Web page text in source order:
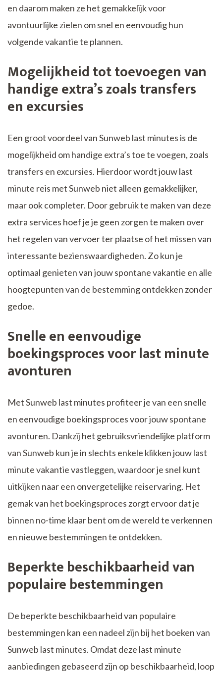
en daarom maken ze het gemakkelijk voor
avontuurlijke zielen om snel en eenvoudig hun
volgende vakantie te plannen.
Mogelijkheid tot toevoegen van
handige extra’s zoals transfers
en excursies
Een groot voordeel van Sunweb last minutes is de
mogelijkheid om handige extra’s toe te voegen, zoals
transfers en excursies. Hierdoor wordt jouw last
minute reis met Sunweb niet alleen gemakkelijker,
maar ook completer. Door gebruik te maken van deze
extra services hoef je je geen zorgen te maken over
het regelen van vervoer ter plaatse of het missen van
interessante bezienswaardigheden. Zo kun je
optimaal genieten van jouw spontane vakantie en alle
hoogtepunten van de bestemming ontdekken zonder
gedoe.
Snelle en eenvoudige
boekingsproces voor last minute
avonturen
Met Sunweb last minutes profiteer je van een snelle
en eenvoudige boekingsproces voor jouw spontane
avonturen. Dankzij het gebruiksvriendelijke platform
van Sunweb kun je in slechts enkele klikken jouw last
minute vakantie vastleggen, waardoor je snel kunt
uitkijken naar een onvergetelijke reiservaring. Het
gemak van het boekingsproces zorgt ervoor dat je
binnen no-time klaar bent om de wereld te verkennen
en nieuwe bestemmingen te ontdekken.
Beperkte beschikbaarheid van
populaire bestemmingen
De beperkte beschikbaarheid van populaire
bestemmingen kan een nadeel zijn bij het boeken van
Sunweb last minutes. Omdat deze last minute
aanbiedingen gebaseerd zijn op beschikbaarheid, loop